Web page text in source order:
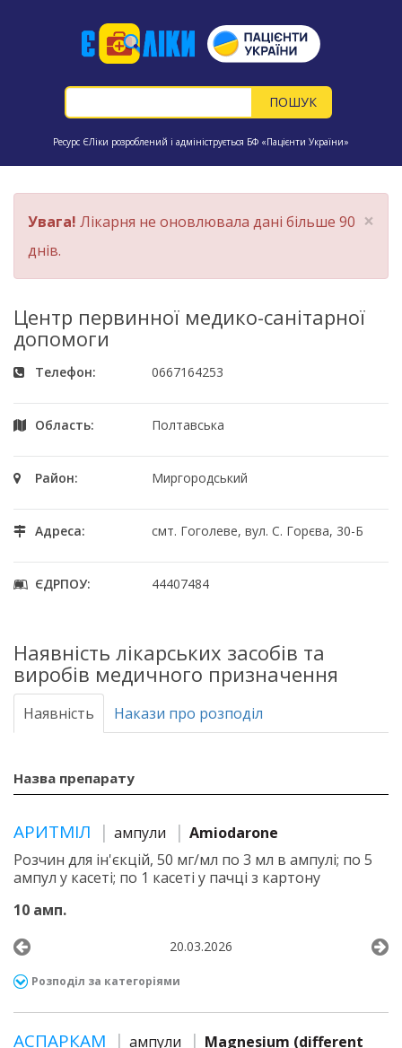
Ресурс ЄЛіки розроблений і адмініструється БФ «Пацієнти України»
×
Увага! Лікарня не оновлювала дані більше 90
днів.
Центр первинної медико-санітарної
допомоги
Телефон: 0667164253
Область: Полтавська
Район: Миргородський
Адреса: смт. Гоголеве, вул. С. Горєва, 30-Б
ЄДРПОУ: 44407484
Наявність лікарських засобів та
виробів медичного призначення
Наявність Накази про розподіл
Назва препарату
АРИТМІЛ ампули
Amiodarone
Розчин для ін'єкцій, 50 мг/мл по 3 мл в ампулі; по 5
ампул у касеті; по 1 касеті у пачці з картону
10 амп.
20.03.2026
Розподіл за категоріями
АСПАРКАМ ампули
Magnesium (different